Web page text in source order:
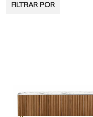
FILTRAR POR